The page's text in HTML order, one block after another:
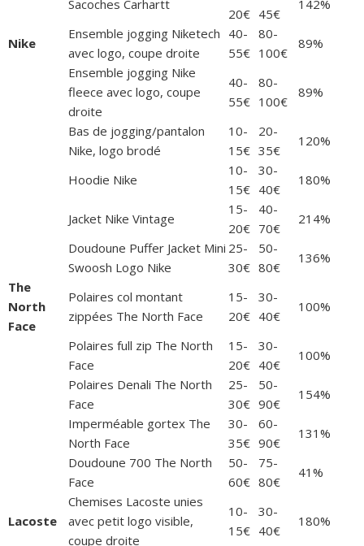
Sacoches Carhartt
20€ 45€
142%
Nike
Ensemble jogging Niketech
avec logo, coupe droite
40-
55€
80-
100€
89%
Ensemble jogging Nike
fleece avec logo, coupe
droite
40-
55€
80-
100€
89%
Bas de jogging/pantalon
Nike, logo brodé
10-
15€
20-
35€
120%
Hoodie Nike
10-
15€
30-
40€
180%
Jacket Nike Vintage
15-
20€
40-
70€
214%
Doudoune Puffer Jacket Mini
Swoosh Logo Nike
25-
30€
50-
80€
136%
The
North
Face
Polaires col montant
zippées The North Face
15-
20€
30-
40€
100%
Polaires full zip The North
Face
15-
20€
30-
40€
100%
Polaires Denali The North
Face
25-
30€
50-
90€
154%
Imperméable gortex The
North Face
30-
35€
60-
90€
131%
Doudoune 700 The North
Face
50-
60€
75-
80€
41%
Lacoste
Chemises Lacoste unies
avec petit logo visible,
coupe droite
10-
15€
30-
40€
180%